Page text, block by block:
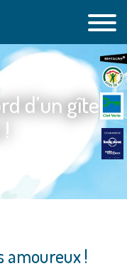
d’un gîte
amoureux !